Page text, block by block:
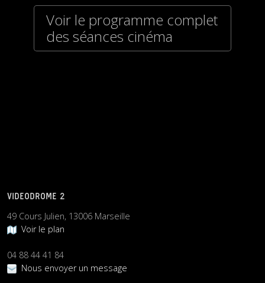
Voir le programme complet
des séances cinéma
VIDEODROME 2
49 Cours Julien, 13006 Marseille
Voir le plan
04 88 44 41 84
Nous envoyer un message